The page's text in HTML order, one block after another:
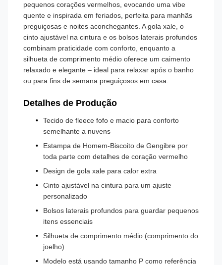
pequenos corações vermelhos, evocando uma vibe
quente e inspirada em feriados, perfeita para manhãs
preguiçosas e noites aconchegantes. A gola xale, o
cinto ajustável na cintura e os bolsos laterais profundos
combinam praticidade com conforto, enquanto a
silhueta de comprimento médio oferece um caimento
relaxado e elegante – ideal para relaxar após o banho
ou para fins de semana preguiçosos em casa.
Detalhes de Produção
Tecido de fleece fofo e macio para conforto
semelhante a nuvens
Estampa de Homem-Biscoito de Gengibre por
toda parte com detalhes de coração vermelho
Design de gola xale para calor extra
Cinto ajustável na cintura para um ajuste
personalizado
Bolsos laterais profundos para guardar pequenos
itens essenciais
Silhueta de comprimento médio (comprimento do
joelho)
Modelo está usando tamanho P como referência